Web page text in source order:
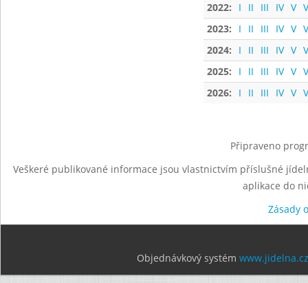
2022:
I II III IV V
2023:
I II III IV V
2024:
I II III IV V
2025:
I II III IV V
2026:
I II III IV V
Připraveno
Veškeré publikované informace jsou vlastnictvím příslušné
aplikace do
Zásady
Objednávkový systém www.jidelna.cz